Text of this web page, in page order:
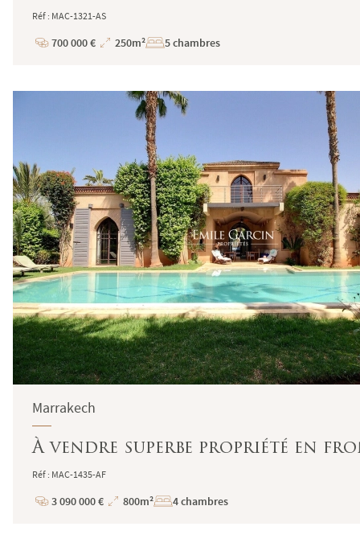
Réf : MAC-1321-AS
Prix
700 000 €
Superficie
250m² 5 chambres
Marrakech
À vendre superbe propriété en
Réf : MAC-1435-AF
Prix
3 090 000 €
Superficie
800m² 4 chambres